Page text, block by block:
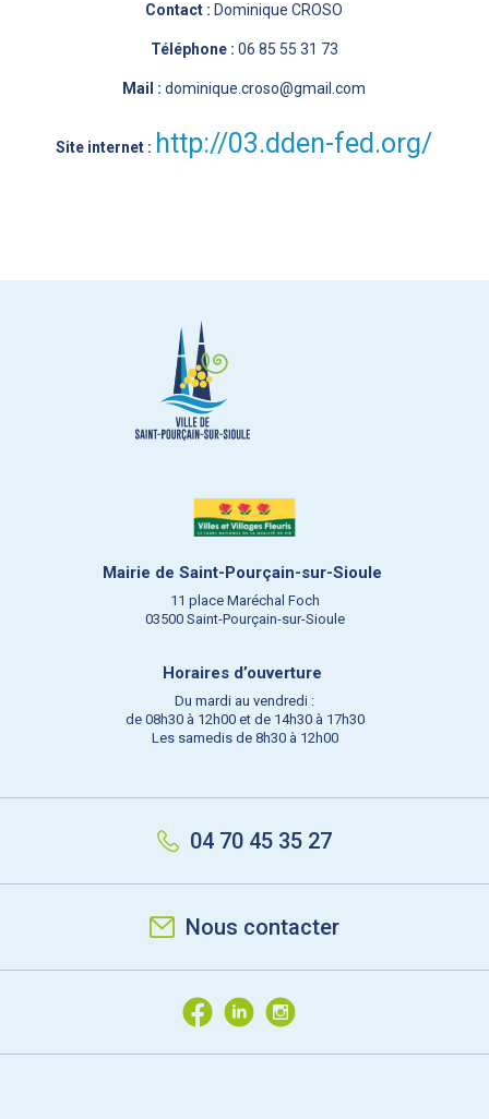
Contact : Dominique CROSO
Téléphone : 06 85 55 31 73
Mail : dominique.croso@gmail.com
Site internet : http://03.dden-fed.org/
Mairie de Saint-Pourçain-sur-Sioule
11 place Maréchal Foch
03500 Saint-Pourçain-sur-Sioule
Horaires d’ouverture
Du mardi au vendredi :
de 08h30 à 12h00 et de 14h30 à 17h30
Les samedis de 8h30 à 12h00
04 70 45 35 27
Nous contacter